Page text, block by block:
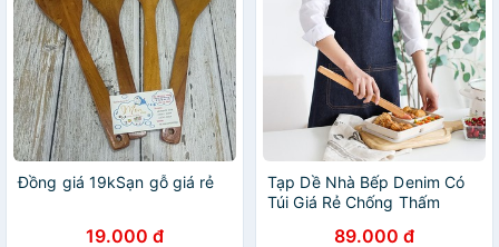
Đồng giá 19kSạn gỗ giá rẻ
19.000 đ
Tạp Dề Nhà Bếp Denim Có
Túi Giá Rẻ Chống Thấm
Làm Bánh, Bartender - GD21
89.000 đ